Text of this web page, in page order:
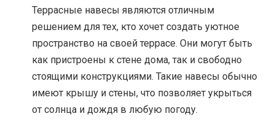
Террасные навесы являются отличным
решением для тех, кто хочет создать уютное
пространство на своей террасе. Они могут быть
как пристроены к стене дома, так и свободно
стоящими конструкциями. Такие навесы обычно
имеют крышу и стены, что позволяет укрыться
от солнца и дождя в любую погоду.